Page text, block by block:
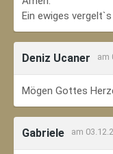
Ein ewiges
Deniz Ucaner am
Mögen Gottes
Gabriele am